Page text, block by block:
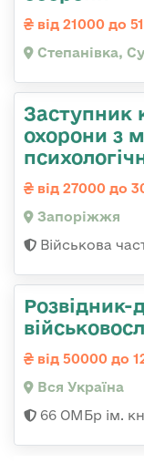
від 21000 до
Степанівка,
Заступник
охорони з
від 27000 до
Запоріжжя
Військова
Розвідник-
від 50000 до
Вся Україна
66 ОМБр ім.